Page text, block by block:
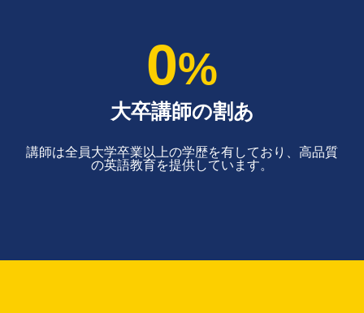
0%
大卒講師の割あ
講師は全員大学卒業以上の学歴を有しており、高品質
の英語教育を提供しています。